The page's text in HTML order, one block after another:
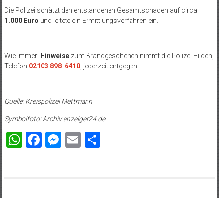
Die Polizei schätzt den entstandenen Gesamtschaden auf circa
1.000 Euro und leitete ein Ermittlungsverfahren ein.
Wie immer: Hinweisezum Brandgeschehen nimmt die Polizei Hilden,
Telefon 02103 898-6410, jederzeit entgegen.
Quelle: Kreispolizei Mettmann
Symbolfoto: Archiv anzeiger24.de
WhatsApp
Facebook
Messenger
EmailTeilen